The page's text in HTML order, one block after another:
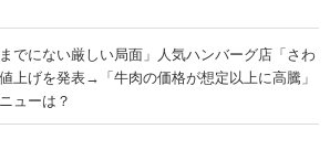
までにない厳しい局面」人気ハンバーグ店「さわ
上げを発表→「牛肉の価格が想定以上に高騰」
ューは？